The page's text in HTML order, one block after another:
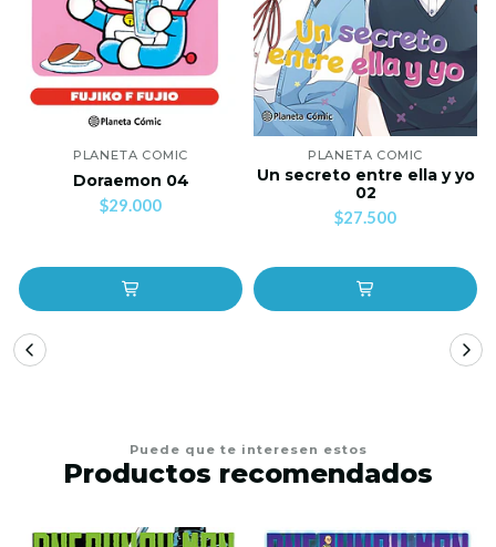
PLANETA COMIC
Doraemon 04
$29.000
PLANETA COMIC
Un secreto entre ella y yo
02
$27.500
Puede que te interesen estos
Productos recomendados